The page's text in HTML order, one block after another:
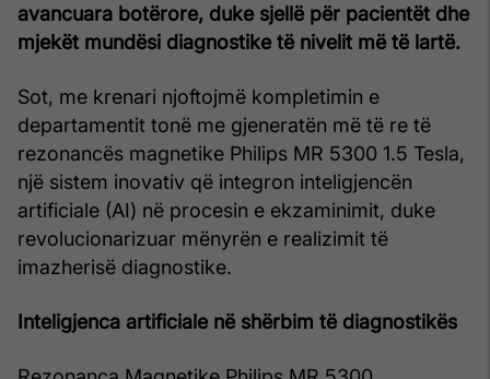
avancuara botërore, duke sjellë për pacientët dhe
mjekët mundësi diagnostike të nivelit më të lartë.
Sot, me krenari njoftojmë kompletimin e
departamentit tonë me gjeneratën më të re të
rezonancës magnetike Philips MR 5300 1.5 Tesla,
një sistem inovativ që integron inteligjencën
artificiale (AI) në procesin e ekzaminimit, duke
revolucionarizuar mënyrën e realizimit të
imazherisë diagnostike.
Inteligjenca artificiale në shërbim të diagnostikës